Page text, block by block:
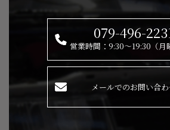
079-496-
営業時間：9:30～19:30（月
メールでのお問い合